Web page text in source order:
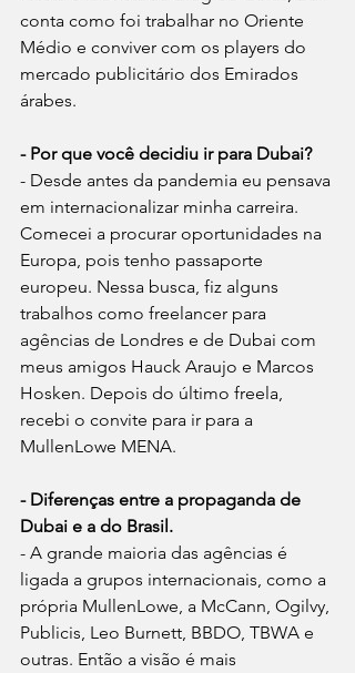
conta como foi trabalhar no Oriente
Médio e conviver com os players do
mercado publicitário dos Emirados
árabes.
- Por que você decidiu ir para Dubai?
- Desde antes da pandemia eu pensava
em internacionalizar minha carreira.
Comecei a procurar oportunidades na
Europa, pois tenho passaporte
europeu. Nessa busca, fiz alguns
trabalhos como freelancer para
agências de Londres e de Dubai com
meus amigos Hauck Araujo e Marcos
Hosken. Depois do último freela,
recebi o convite para ir para a
MullenLowe MENA.
- Diferenças entre a propaganda de
Dubai e a do Brasil.
- A grande maioria das agências é
ligada a grupos internacionais, como a
própria MullenLowe, a McCann, Ogilvy,
Publicis, Leo Burnett, BBDO, TBWA e
outras. Então a visão é mais